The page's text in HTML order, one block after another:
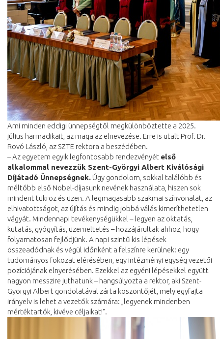
Ami minden eddigi ünnepségtől megkülönböztette a 2025.
július harmadikait, az maga az elnevezése. Erre is utalt Prof. Dr.
Rovó László, az SZTE rektora a beszédében.
– Az egyetem egyik legfontosabb rendezvényét első
alkalommal nevezzük Szent-Györgyi Albert Kiválósági
Díjátadó Ünnepségnek. Úgy gondolom, sokkal találóbb és
méltóbb első Nobel-díjasunk nevének használata, hiszen sok
mindent tükröz és üzen. A legmagasabb szakmai színvonalat, az
elhivatottságot, az újítás és mindig jobbá válás kimeríthetetlen
vágyát. Mindennapi tevékenységükkel – legyen az oktatás,
kutatás, gyógyítás, üzemeltetés – hozzájárultak ahhoz, hogy
folyamatosan fejlődjünk. A napi szintű kis lépések
összeadódnak és végül időnként a felszínre kerülnek: egy
tudományos fokozat elérésében, egy intézményi egység vezetői
pozíciójának elnyerésében. Ezekkel az egyéni lépésekkel együtt
nagyon messzire juthatunk – hangsúlyozta a rektor, aki Szent-
Györgyi Albert gondolatával zárta köszöntőjét, mely egyfajta
irányelv is lehet a vezetők számára: „legyenek mindenben
mértéktartók, kivéve céljaikat!”.